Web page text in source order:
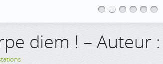
diem ! – Auteur